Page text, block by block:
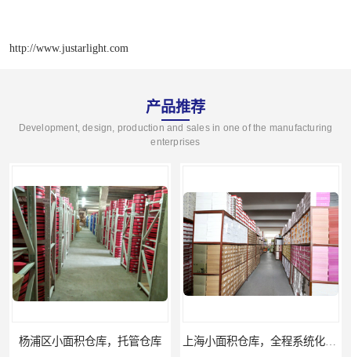
http://www.justarlight.com
产品推荐
Development, design, production and sales in one of the manufacturing
enterprises
上海小面积仓库，全程系统化管理